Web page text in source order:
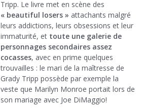
Tripp. Le livre met en scène des
« beautiful losers » attachants malgré
leurs addictions, leurs obsessions et leur
immaturité, et toute une galerie de
personnages secondaires assez
cocasses, avec en prime quelques
trouvailles : le mari de la maîtresse de
Grady Tripp possède par exemple la
veste que Marilyn Monroe portait lors de
son mariage avec Joe DiMaggio!